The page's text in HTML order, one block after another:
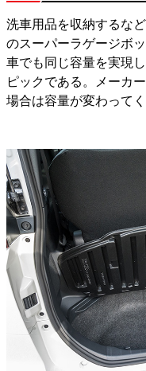
洗車用品を収納するな
のスーパーラゲージボ
車でも同じ容量を実現
ピックである。メーカ
場合は容量が変わってく